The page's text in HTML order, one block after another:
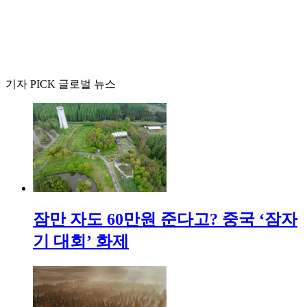
기자 PICK 글로벌 뉴스
잠만 자도 60만원 준다고? 중국 ‘잠자
기 대회’ 화제